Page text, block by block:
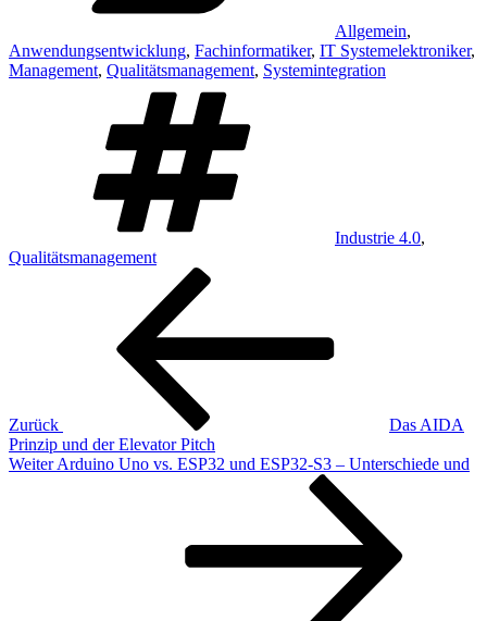
Allgemein,
Anwendungsentwicklung, Fachinformatiker, IT Systemelektroniker,
Management, Qualitätsmanagement, Systemintegration
Industrie 4.0,
Qualitätsmanagement
Beitragsnavigation
Zurück
Das AIDA
Prinzip und der Elevator Pitch
Nächster
Weiter Arduino Uno vs. ESP32 und ESP32-S3 – Unterschiede und